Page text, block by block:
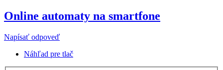
Online automaty na smartfone
Napísať odpoveď
Náhľad pre tlač